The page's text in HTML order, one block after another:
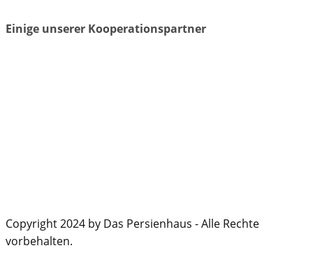
Einige unserer Kooperationspartner
Copyright 2024 by Das Persienhaus - Alle Rechte
vorbehalten.